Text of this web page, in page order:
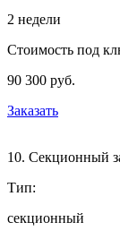
2 недели
Стоимость под
90 300 руб.
Заказать
10. Секционный
Тип:
секционный